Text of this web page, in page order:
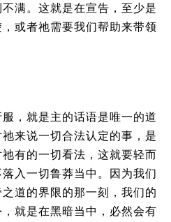
满。这就是在宣告，至少是
或者祂需要我们帮助来带领
，就是主的话语是唯一的道
来说一切合法认定的事，是
有的一切看法，这就要轻而
入一切鲁莽当中。因为我们
道的界限的那一刻，我们的
就是在黑暗当中，必然会有